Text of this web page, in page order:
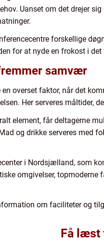
Uanset om det drejer
forskellige
for at nyde en frokost i
samvær
overset faktor, når det
Her serveres
element, får deltagerne
og drikke serveres med
i Nordsjælland, som
omgivelser,
om faciliteter og
Få læst